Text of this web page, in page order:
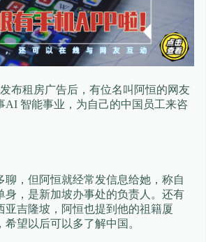
布租房广告后，有位名叫阿恒的网友
AI 智能事业，为自己的中国员工来咨
聊，但阿恒就经常发信息给她，称自
身，是新加坡办事处的负责人。还有
亚吉隆坡，阿恒也提到他的祖籍厦
望以后可以多了解中国。